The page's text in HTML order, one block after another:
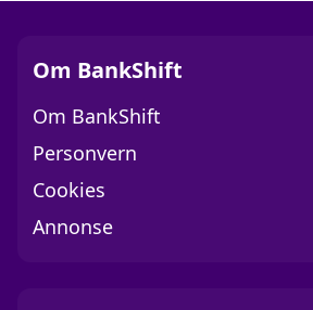
Om BankShift
Om BankShift
Personvern
Cookies
Annonse